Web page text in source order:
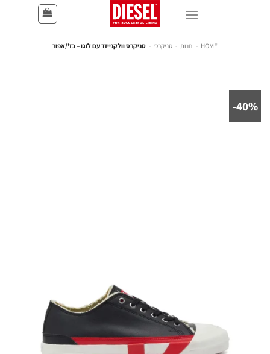
HOME
- חנות - סניקרס - סניקרס וולקנייזד עם לוגו – בז'/אפור
40%-